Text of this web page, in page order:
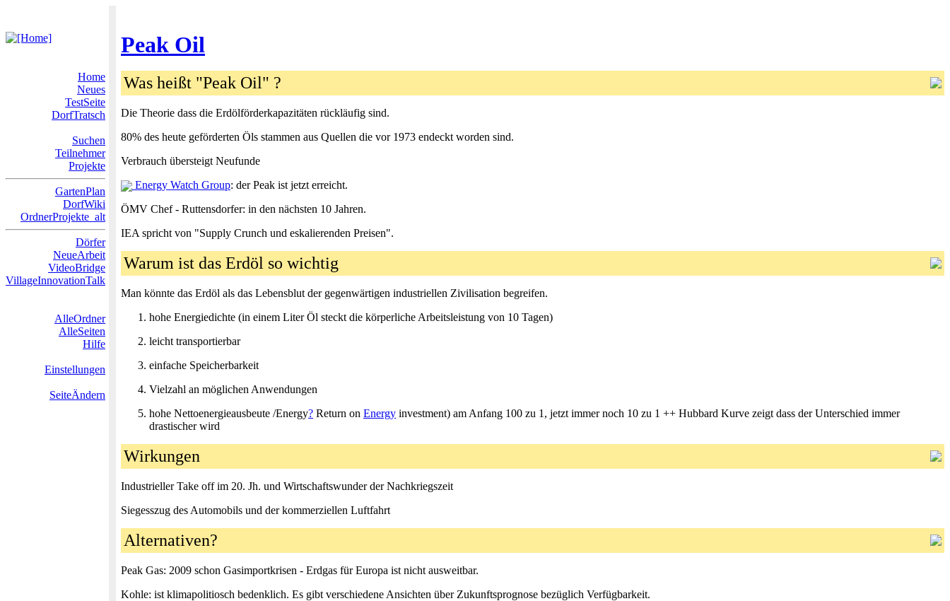
Peak Oil
Home
Neues
TestSeite
DorfTratsch
Suchen
Teilnehmer
Projekte
GartenPlan
DorfWiki
OrdnerProjekte_alt
Dörfer
NeueArbeit
VideoBridge
VillageInnovationTalk
AlleOrdner
AlleSeiten
Hilfe
Einstellungen
SeiteÄndern
Was heißt "Peak Oil" ?
Die Theorie dass die Erdölförderkapazitäten rückläufig sind.
80% des heute geförderten Öls stammen aus Quellen die vor 1973 endeckt worden sind.
Verbrauch übersteigt Neufunde
Energy Watch Group: der Peak ist jetzt erreicht.
ÖMV Chef - Ruttensdorfer: in den nächsten 10 Jahren.
IEA spricht von "Supply Crunch und eskalierenden Preisen".
Warum ist das Erdöl so wichtig
Man könnte das Erdöl als das Lebensblut der gegenwärtigen industriellen Zivilisation begreifen.
hohe Energiedichte (in einem Liter Öl steckt die körperliche Arbeitsleistung von 10 Tagen)
leicht transportierbar
einfache Speicherbarkeit
Vielzahl an möglichen Anwendungen
hohe Nettoenergieausbeute /Energy? Return on Energy investment) am Anfang 100 zu 1, jetzt immer noch 10 zu 1 ++ Hubbard Kurve zeigt dass der Unterschied immer
drastischer wird
Wirkungen
Industrieller Take off im 20. Jh. und Wirtschaftswunder der Nachkriegszeit
Siegesszug des Automobils und der kommerziellen Luftfahrt
Alternativen?
Peak Gas: 2009 schon Gasimportkrisen - Erdgas für Europa ist nicht ausweitbar.
Kohle: ist klimapolitiosch bedenklich. Es gibt verschiedene Ansichten über Zukunftsprognose bezüglich Verfügbarkeit.